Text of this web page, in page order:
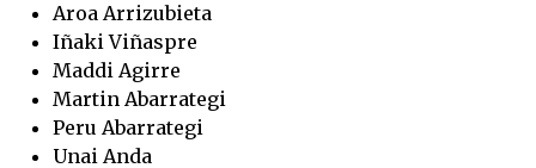
Aroa Arrizubieta
Iñaki Viñaspre
Maddi Agirre
Martin Abarrategi
Peru Abarrategi
Unai Anda